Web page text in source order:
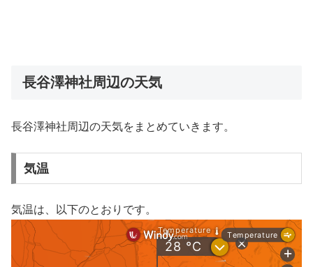
長谷澤神社周辺の天気
長谷澤神社周辺の天気をまとめていきます。
気温
気温は、以下のとおりです。